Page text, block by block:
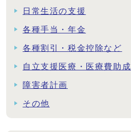
日常生活の支援
各種手当・年金
各種割引・税金控除など
自立支援医療・医療費助成
障害者計画
その他